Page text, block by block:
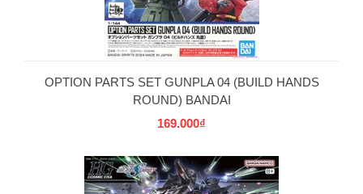
OPTION PARTS SET GUNPLA 04 (BUILD HANDS
ROUND) BANDAI
169.000₫